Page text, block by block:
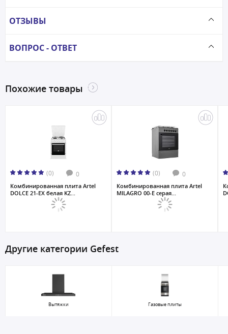
ОТЗЫВЫ
ВОПРОС - ОТВЕТ
Похожие товары
(0) 0
Комбинированная плита Artel
DOLCE 21-EX белая KZ...
(0) 0
Комбинированная плита Artel
MILAGRO 00-E серая...
Другие категории Gefest
Вытяжки Газовые плиты